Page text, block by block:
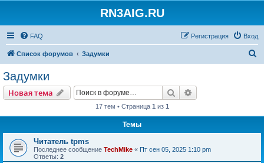
RN3AIG.RU
FAQ Вход
Регистрация
Список форумов Задумки
Задумки
Новая тема Поиск
17 тем • Страница 1 из 1
Темы
Читатель tpms
Последнее сообщение TechMike « Пт сен 05, 2025 1:10 pm
Ответы: 2